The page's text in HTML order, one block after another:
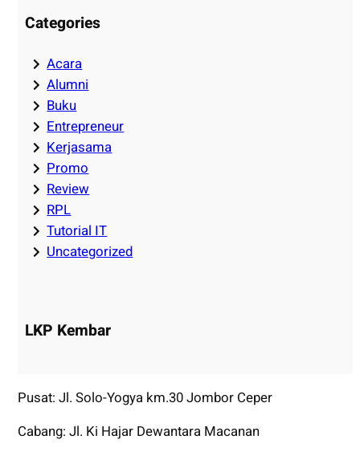
Categories
Acara
Alumni
Buku
Entrepreneur
Kerjasama
Promo
Review
RPL
Tutorial IT
Uncategorized
LKP Kembar
Pusat: Jl. Solo-Yogya km.30 Jombor Ceper
Cabang: Jl. Ki Hajar Dewantara Macanan